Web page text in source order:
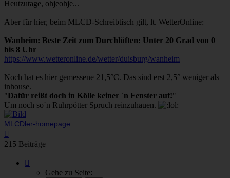
Heutzutage, ohjeohje...
Aber für hier, beim MLCD-Schreibtisch gilt, lt. WetterOnline:
Wanheim: Beste Zeit zum Durchlüften: Unter 20 Grad von 0
bis 8 Uhr
https://www.wetteronline.de/wetter/duisburg/wanheim
Noch hat es hier gemessene 21,5°C. Das sind erst 2,5° weniger als
inhouse.
"Dafür reißt doch in Kölle keiner ´n Fenster auf!"
Um noch so´n Ruhrpötter Spruch reinzuhauen.
MLCDler-homepage
oben
215 Beiträge
Gehe zu Seite: